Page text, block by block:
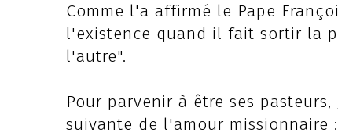
Comme l'a affirmé le Pape
l'existence quand il fait sortir la
l'autre".
Pour parvenir à être ses
suivante de l'amour